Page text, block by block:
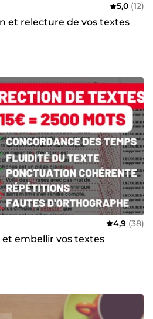
5,0 (12)
et relecture de vos textes
4,9 (38)
embellir vos textes